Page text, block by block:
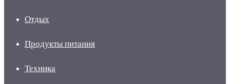
Отдых
Продукты питания
Техника